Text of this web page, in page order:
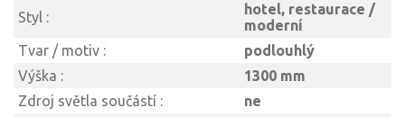
Styl :
hotel, restaurace /
moderní
Tvar / motiv :
podlouhlý
Výška :
1300 mm
Zdroj světla součástí :
ne